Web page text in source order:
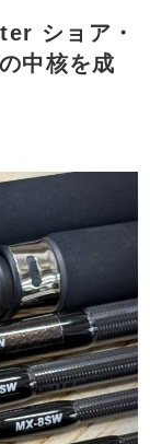
ショア・
中核を成